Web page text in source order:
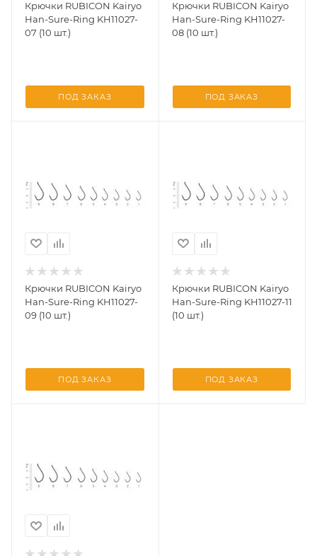
Крючки RUBICON Kairyo
Han-Sure-Ring KH11027-
07 (10 шт.)
ПОД ЗАКАЗ
Крючки RUBICON Kairyo
Han-Sure-Ring KH11027-
08 (10 шт.)
ПОД ЗАКАЗ
Крючки RUBICON Kairyo
Han-Sure-Ring KH11027-
09 (10 шт.)
ПОД ЗАКАЗ
Крючки RUBICON Kairyo
Han-Sure-Ring KH11027-11
(10 шт.)
ПОД ЗАКАЗ